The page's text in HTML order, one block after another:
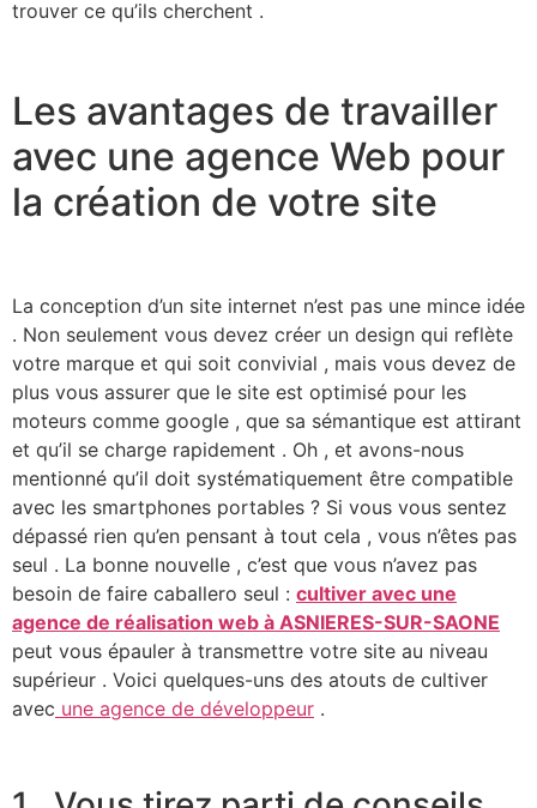
trouver ce qu’ils cherchent .
Les avantages de travailler
avec une agence Web pour
la création de votre site
La conception d’un site internet n’est pas une mince idée
. Non seulement vous devez créer un design qui reflète
votre marque et qui soit convivial , mais vous devez de
plus vous assurer que le site est optimisé pour les
moteurs comme google , que sa sémantique est attirant
et qu’il se charge rapidement . Oh , et avons-nous
mentionné qu’il doit systématiquement être compatible
avec les smartphones portables ? Si vous vous sentez
dépassé rien qu’en pensant à tout cela , vous n’êtes pas
seul . La bonne nouvelle , c’est que vous n’avez pas
besoin de faire caballero seul : cultiver avec une
agence de réalisation web à ASNIERES-SUR-SAONE
peut vous épauler à transmettre votre site au niveau
supérieur . Voici quelques-uns des atouts de cultiver
avec une agence de développeur .